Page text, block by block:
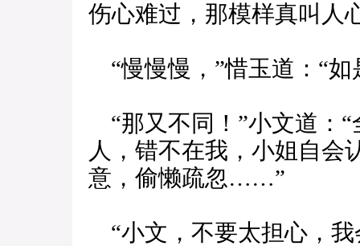
伤心难过，那模样真叫
“慢慢慢，”惜玉道：“
“那又不同！”小文道：
人，错不在我，小姐自会
意，偷懒疏忽……”
“小文，不要太担心，我